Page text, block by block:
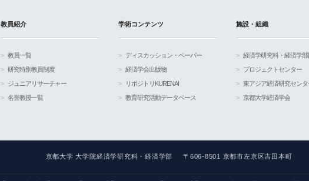
教員紹介
教員一覧
研究特別教員制度
ジュニアリサーチャー
名誉教授一覧
学術コンテンツ
ディスカッション・ペーパー
経済学会出版物
リポジトリKURENAI
教育研究活動データベース
施設・組織
経済学研究科・経済学
プロジェクトセンター
東アジア経済研究センタ
京都大学経済学会
京都大学 大学院経済学研究科・経済学部 〒606-8501 京都市左京区吉田本町